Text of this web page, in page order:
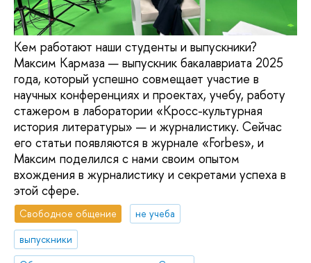
Кем работают наши студенты и выпускники?
Максим Кармаза — выпускник бакалавриата 2025
года, который успешно совмещает участие в
научных конференциях и проектах, учебу, работу
стажером в лаборатории «Кросс-культурная
история литературы» — и журналистику. Сейчас
его статьи появляются в журнале «Forbes», и
Максим поделился с нами своим опытом
вхождения в журналистику и секретами успеха в
этой сфере.
Свободное общение
не учеба
выпускники